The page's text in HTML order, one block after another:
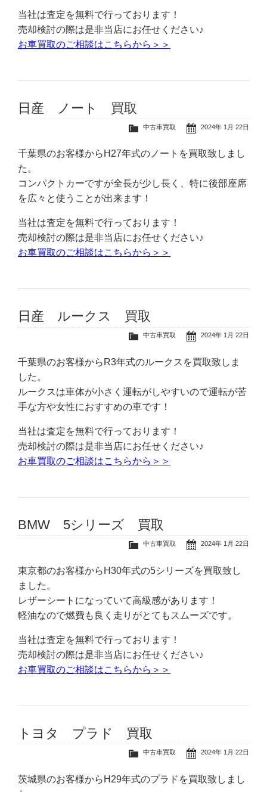
当社は査定を無料で行っております！
売却検討の際は是非当店にお任せください♪
お車買取のご相談はこちらから＞＞
日産 ノート 買取
2024年 1月 22日
中古車買取
千葉県のお客様からH27年式のノートを買取致しまし
た。
コンパクトカーですが全長が少し長く、特に後部座席
を広々と使うことが出来ます！
当社は査定を無料で行っております！
売却検討の際は是非当店にお任せください♪
お車買取のご相談はこちらから＞＞
日産 ルークス 買取
2024年 1月 22日
中古車買取
千葉県のお客様からR3年式のルークスを買取致しま
した。
ルークスは車体が小さく運転がしやすいので運転が苦
手な方や女性におすすめの車です！
当社は査定を無料で行っております！
売却検討の際は是非当店にお任せください♪
お車買取のご相談はこちらから＞＞
BMW 5シリーズ 買取
2024年 1月 22日
中古車買取
東京都のお客様からH30年式の5シリーズを買取致し
ました。
レザーシートになっていて高級感があります！
軽油なので燃費も良く走りがとてもスムーズです。
当社は査定を無料で行っております！
売却検討の際は是非当店にお任せください♪
お車買取のご相談はこちらから＞＞
トヨタ プラド 買取
2024年 1月 22日
中古車買取
茨城県のお客様からH29年式のプラドを買取致しまし